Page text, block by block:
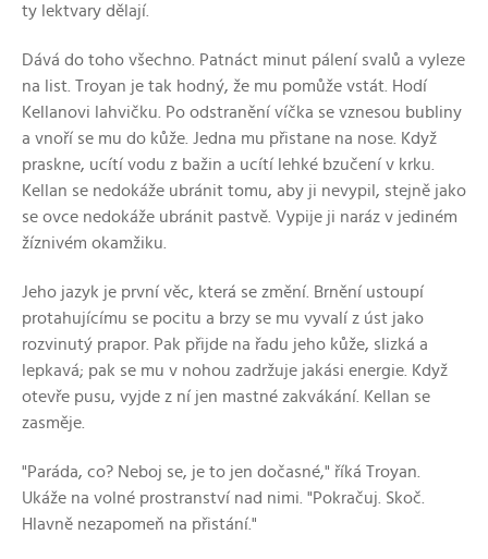
ty lektvary dělají.
Dává do toho všechno. Patnáct minut pálení svalů a vyleze
na list. Troyan je tak hodný, že mu pomůže vstát. Hodí
Kellanovi lahvičku. Po odstranění víčka se vznesou bubliny
a vnoří se mu do kůže. Jedna mu přistane na nose. Když
praskne, ucítí vodu z bažin a ucítí lehké bzučení v krku.
Kellan se nedokáže ubránit tomu, aby ji nevypil, stejně jako
se ovce nedokáže ubránit pastvě. Vypije ji naráz v jediném
žíznivém okamžiku.
Jeho jazyk je první věc, která se změní. Brnění ustoupí
protahujícímu se pocitu a brzy se mu vyvalí z úst jako
rozvinutý prapor. Pak přijde na řadu jeho kůže, slizká a
lepkavá; pak se mu v nohou zadržuje jakási energie. Když
otevře pusu, vyjde z ní jen mastné zakvákání. Kellan se
zasměje.
"Paráda, co? Neboj se, je to jen dočasné," říká Troyan.
Ukáže na volné prostranství nad nimi. "Pokračuj. Skoč.
Hlavně nezapomeň na přistání."